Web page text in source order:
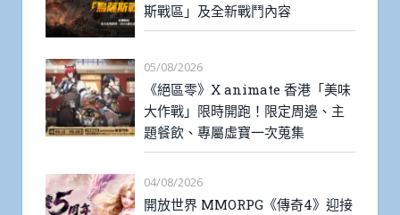
斯戰區」及全新戰鬥內容
05/08/2026
《絕區零》X animate 香港「美味
大作戰」限時開跑！限定周邊、主
題餐飲、專屬虛寶一次蒐集
04/08/2026
開放世界 MMORPG《傳奇4》迎接